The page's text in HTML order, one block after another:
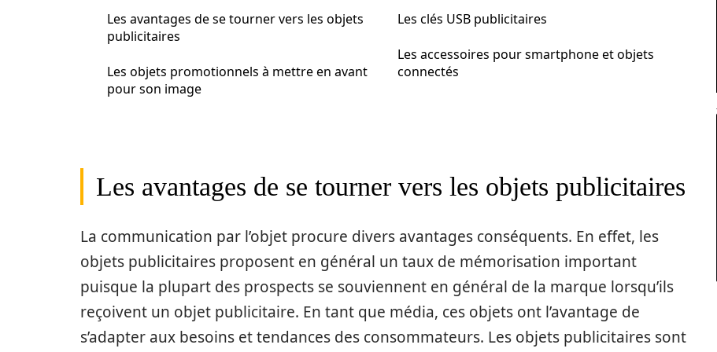
Les avantages de se tourner vers les objets
publicitaires
Les objets promotionnels à mettre en avant
pour son image
Les clés USB publicitaires
Les accessoires pour smartphone et objets
connectés
Les avantages de se tourner vers les objets publicitaires
La communication par l’objet procure divers avantages conséquents. En effet, les
objets publicitaires proposent en général un taux de mémorisation important
puisque la plupart des prospects se souviennent en général de la marque lorsqu’ils
reçoivent un objet publicitaire. En tant que média, ces objets ont l’avantage de
s’adapter aux besoins et tendances des consommateurs. Les objets publicitaires sont